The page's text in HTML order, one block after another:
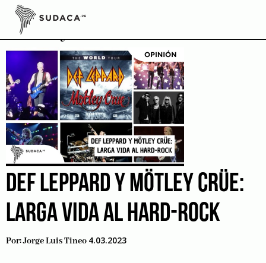
Skip
contentMötley Crüe
DEF LEPPARD Y MÖTLEY CRÜE:
LARGA VIDA AL HARD-ROCK
Por:Jorge Luis Tineo 4.03.2023